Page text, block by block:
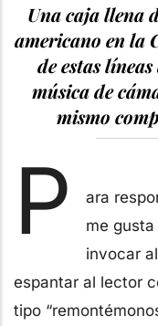
Una caja llena
americano en la
de estas
música de
mismo
P
ara
me
invocar
espantar al lector
tipo